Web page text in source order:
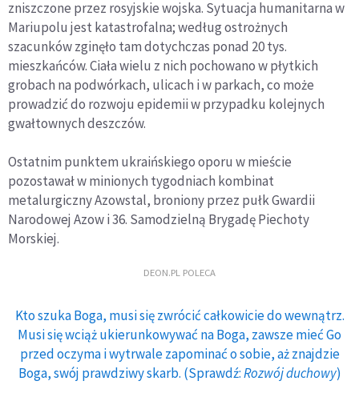
zniszczone przez rosyjskie wojska. Sytuacja humanitarna w
Mariupolu jest katastrofalna; według ostrożnych
szacunków zginęło tam dotychczas ponad 20 tys.
mieszkańców. Ciała wielu z nich pochowano w płytkich
grobach na podwórkach, ulicach i w parkach, co może
prowadzić do rozwoju epidemii w przypadku kolejnych
gwałtownych deszczów.
Ostatnim punktem ukraińskiego oporu w mieście
pozostawał w minionych tygodniach kombinat
metalurgiczny Azowstal, broniony przez pułk Gwardii
Narodowej Azow i 36. Samodzielną Brygadę Piechoty
Morskiej.
DEON.PL POLECA
Kto szuka Boga, musi się zwrócić całkowicie do wewnątrz.
Musi się wciąż ukierunkowywać na Boga, zawsze mieć Go
przed oczyma i wytrwale zapominać o sobie, aż znajdzie
Boga, swój prawdziwy skarb. (Sprawdź:Rozwój duchowy)